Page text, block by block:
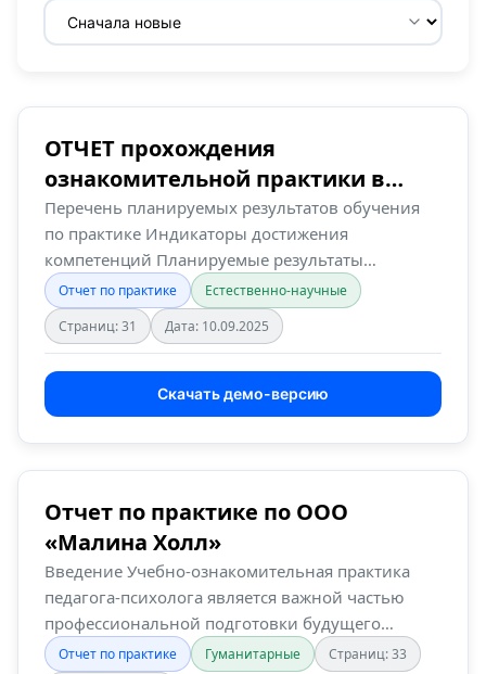
Сортировка
ОТЧЕТ прохождения
ознакомительной практики в
лаборатории агробиоте…
Перечень планируемых результатов обучения
по практике Индикаторы достижения
компетенций Планируемые результаты
обучения …
Отчет по практике
Естественно-научные
Страниц: 31
Дата: 10.09.2025
Скачать демо-версию
Отчет по практике по ООО
«Малина Холл»
Введение Учебно-ознакомительная практика
педагога-психолога является важной частью
профессиональной подготовки будущего…
Отчет по практике Гуманитарные
Страниц: 33